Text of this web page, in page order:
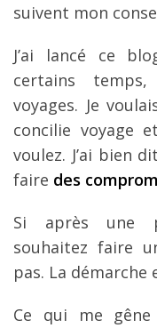
suivent mon
J’ai lancé ce
certains
voyages. Je
concilie voyage
voulez. J’ai bien
faire des
Si après une
souhaitez faire
pas. La
Ce qui me